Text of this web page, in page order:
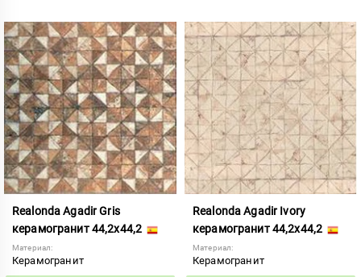
Realonda Agadir Gris
керамогранит 44,2x44,2
Материал:
Керамогранит
Realonda Agadir Ivory
керамогранит 44,2x44,2
Материал:
Керамогранит